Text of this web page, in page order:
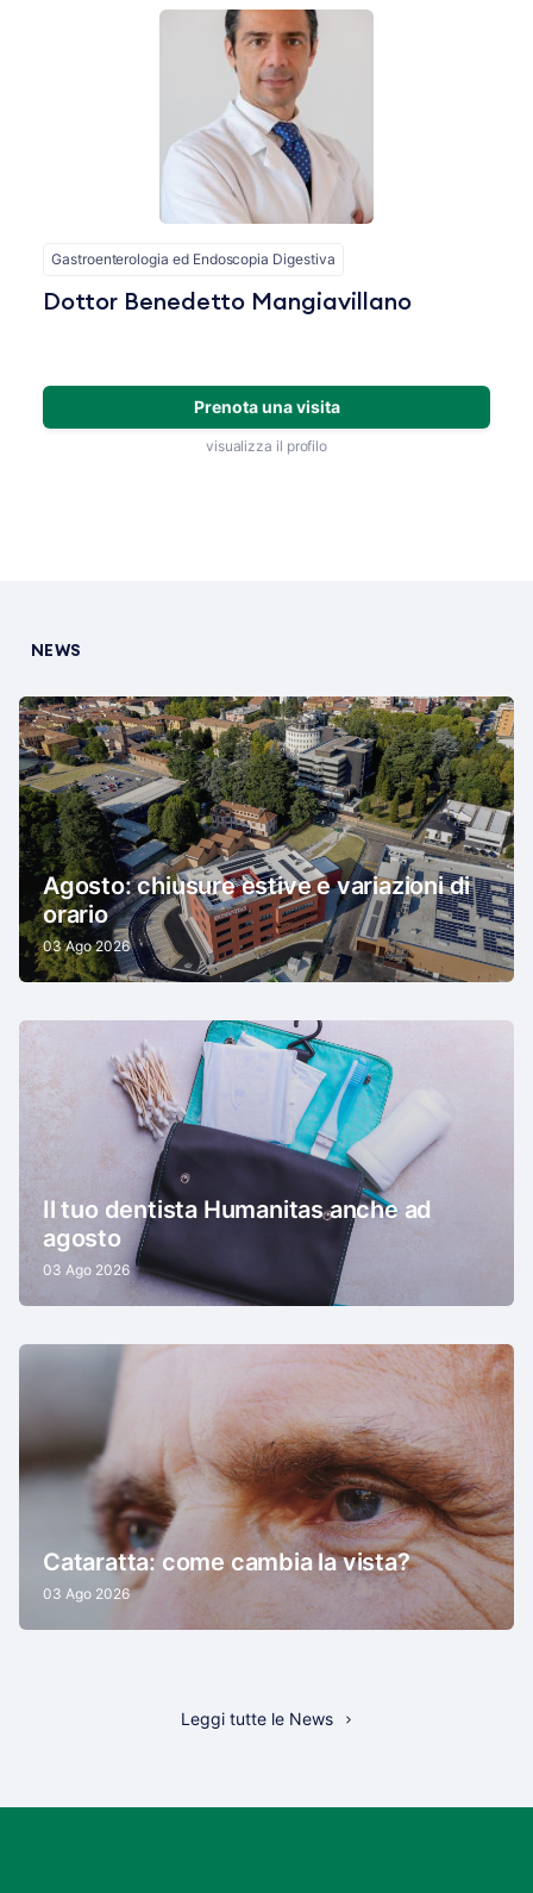
Gastroenterologia ed Endoscopia Digestiva
Dottor Benedetto Mangiavillano
Prenota una visita
visualizza il profilo
NEWS
Agosto: chiusure estive e variazioni di
orario
03 Ago 2026
Il tuo dentista Humanitas anche ad
agosto
03 Ago 2026
Cataratta: come cambia la vista?
03 Ago 2026
Leggi tutte le News